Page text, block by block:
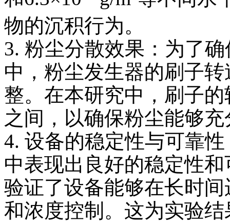
物的沉积行为。
3. 粉尘分散效果：为了
中，粉尘发生器的刷子
整。在本研究中，刷子
之间，以确保粉尘能够
4. 设备的稳定性与可靠
中表现出良好的稳定性
验证了设备能够在长时
和浓度控制。这为实验